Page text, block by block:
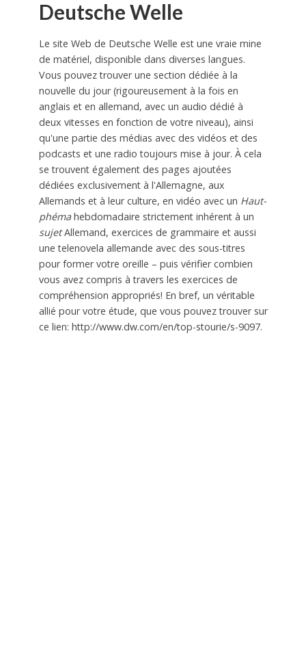
Deutsche Welle
Le site Web de Deutsche Welle est une vraie mine
de matériel, disponible dans diverses langues.
Vous pouvez trouver une section dédiée à la
nouvelle du jour (rigoureusement à la fois en
anglais et en allemand, avec un audio dédié à
deux vitesses en fonction de votre niveau), ainsi
qu'une partie des médias avec des vidéos et des
podcasts et une radio toujours mise à jour. À cela
se trouvent également des pages ajoutées
dédiées exclusivement à l'Allemagne, aux
Allemands et à leur culture, en vidéo avec un Haut-
phémahebdomadaire strictement inhérent à un
sujetAllemand, exercices de grammaire et aussi
une telenovela allemande avec des sous-titres
pour former votre oreille – puis vérifier combien
vous avez compris à travers les exercices de
compréhension appropriés! En bref, un véritable
allié pour votre étude, que vous pouvez trouver sur
ce lien: http://www.dw.com/en/top-stourie/s-9097.